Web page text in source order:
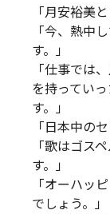
「月安裕美
「今、熱中
す。」
「仕事では
を持ってい
す。」
「日本中の
「歌はゴス
す。」
「オーハッ
でしょう。」